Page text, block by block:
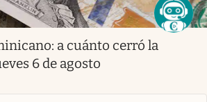
a cuánto cerró la
6 de agosto